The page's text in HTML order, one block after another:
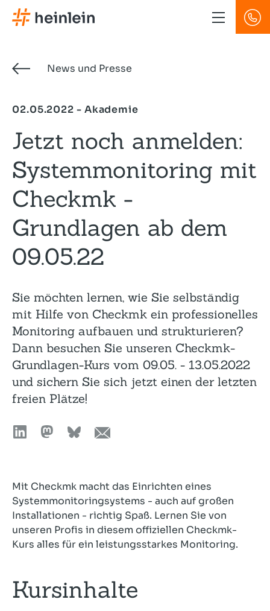
Direkt
zum
News und Presse
02.05.2022 - Akademie
Jetzt noch anmelden:
Systemmonitoring mit
Checkmk -
Grundlagen ab dem
09.05.22
Sie möchten lernen, wie Sie selbständig
mit Hilfe von Checkmk ein professionelles
Monitoring aufbauen und strukturieren?
Dann besuchen Sie unseren Checkmk-
Grundlagen-Kurs vom 09.05. - 13.05.2022
und sichern Sie sich jetzt einen der letzten
freien Plätze!
Mit Checkmk macht das Einrichten eines
Systemmonitoringsystems - auch auf großen
Installationen - richtig Spaß. Lernen Sie von
unseren Profis in diesem offiziellen Checkmk-
Kurs alles für ein leistungsstarkes Monitoring.
Kursinhalte